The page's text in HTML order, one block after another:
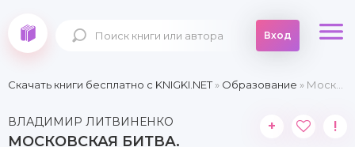
Вход
Скачать книги бесплатно c KNIGKI.NET» Образование » Московская битва. Людские потери Красной армии и вермахта. Мифы и реальность
ВЛАДИМИР ЛИТВИНЕНКО
МОСКОВСКАЯ БИТВА.
+ !